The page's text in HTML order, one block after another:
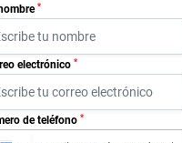
*
electrónico *
de teléfono *